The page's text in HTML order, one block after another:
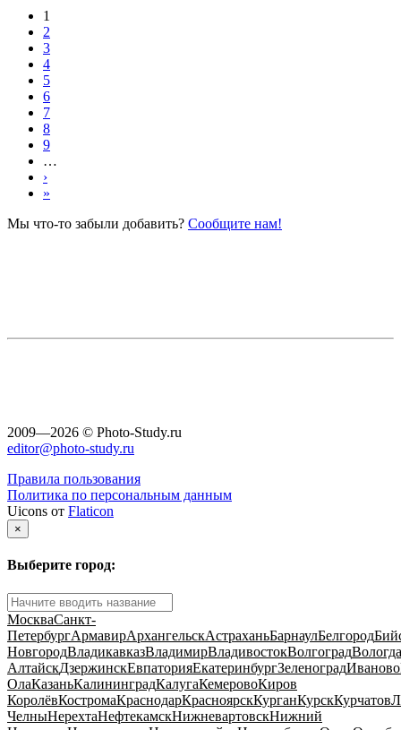
1
2
3
4
5
6
7
8
9
…
›
»
Мы что-то забыли добавить? Сообщите нам!
2009—2026 © Photo-Study.ru
editor@photo-study.ru
Правила пользования
Политика по персональным данным
Uicons от Flaticon
×
Выберите город:
МоскваСанкт-
ПетербургАрмавирАрхангельскАстраханьБарнаулБелгород
НовгородВладикавказВладимирВладивостокВолгоградВологда
АлтайскДзержинскЕвпаторияЕкатеринбургЗеленоградИваново
ОлаКазаньКалининградКалугаКемеровоКиров
КоролёвКостромаКраснодарКрасноярскКурганКурскКурчатов
ЧелныНерехтаНефтекамскНижневартовскНижний